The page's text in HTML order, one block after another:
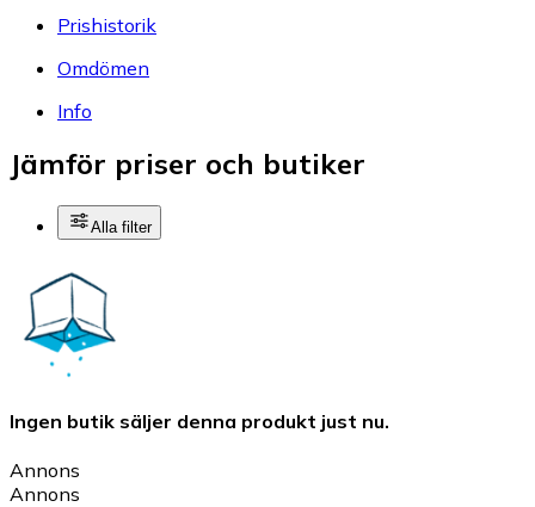
Prishistorik
Omdömen
Info
Jämför priser och butiker
Alla filter
Ingen butik säljer denna produkt just nu.
Annons
Annons